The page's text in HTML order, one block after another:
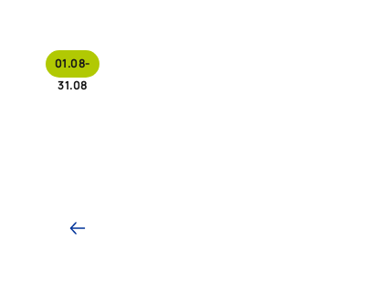
01.08-
31.08